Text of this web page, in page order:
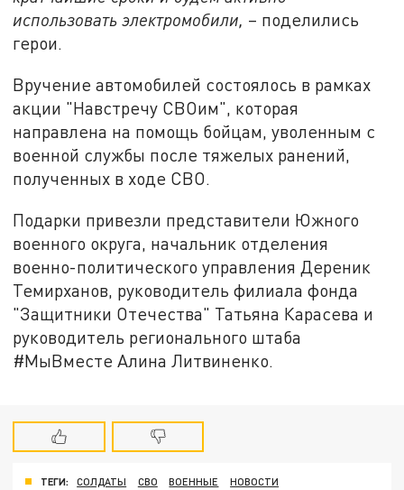
использовать электромобили, – поделились
герои.
Вручение автомобилей состоялось в рамках
акции "Навстречу СВОим", которая
направлена на помощь бойцам, уволенным с
военной службы после тяжелых ранений,
полученных в ходе СВО.
Подарки привезли представители Южного
военного округа, начальник отделения
военно-политического управления Дереник
Темирханов, руководитель филиала фонда
"Защитники Отечества" Татьяна Карасева и
руководитель регионального штаба
#МыВместе Алина Литвиненко.
ТЕГИ: СОЛДАТЫ СВО ВОЕННЫЕ НОВОСТИ